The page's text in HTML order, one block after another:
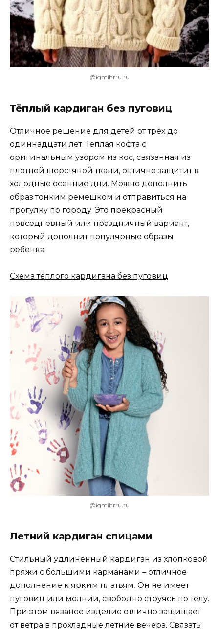
@igmihrru.ru
Тёплый кардиган без пуговиц
Отличное решение для детей от трёх до
одиннадцати лет. Тёплая кофта с
оригинальным узором из кос, связанная из
плотной шерстяной ткани, отлично защитит в
холодные осенние дни. Можно дополнить
образ тонким ремешком и отправиться на
прогулку по городу. Это прекрасный
повседневный или праздничный вариант,
который дополнит популярные образы
ребёнка.
Схема тёплого кардигана без пуговиц
@igmihrru.ru
Летний кардиган спицами
Стильный удлинённый кардиган из хлопковой
пряжи с большими карманами – отличное
дополнение к ярким платьям. Он не имеет
пуговиц или молнии, свободно струясь по телу.
При этом вязаное изделие отлично защищает
от ветра в прохладные летние вечера. Связать